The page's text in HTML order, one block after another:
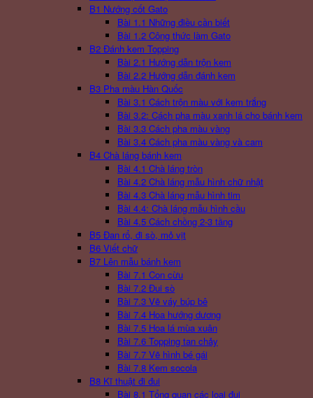
B1 Nướng cốt Gato
Bài 1.1 Những điều cần biết
Bài 1.2 Công thức làm Gato
B2 Đánh kem Topping
Bài 2.1 Hướng dẫn trộn kem
Bài 2.2 Hướng dẫn đánh kem
B3 Pha màu Hàn Quốc
Bài 3.1 Cách trộn màu với kem trắng
Bài 3.2: Cách pha màu xanh lá cho bánh kem
Bài 3.3 Cách pha màu vàng
Bài 3.4 Cách pha màu vàng và cam
B4 Chà láng bánh kem
Bài 4.1 Chà láng tròn
Bài 4.2 Chà láng mẫu hình chữ nhật
Bài 4.3 Chà láng mẫu hình tim
Bài 4.4: Chà láng mẫu hình cầu
Bài 4.5 Cách chồng 2-3 tầng
B5 Đan rổ, đi sò, mỏ vịt
B6 Viết chữ
B7 Lên mẫu bánh kem
Bài 7.1 Con cừu
Bài 7.2 Đui sò
Bài 7.3 Vẽ váy búp bê
Bài 7.4 Hoa hướng dương
Bài 7.5 Hoa lá mùa xuân
Bài 7.6 Topping tan chảy
Bài 7.7 Vẽ hình bé gái
Bài 7.8 Kem socola
B8 Kĩ thuật đi đui
Bài 8.1 Tổng quan các loai đui